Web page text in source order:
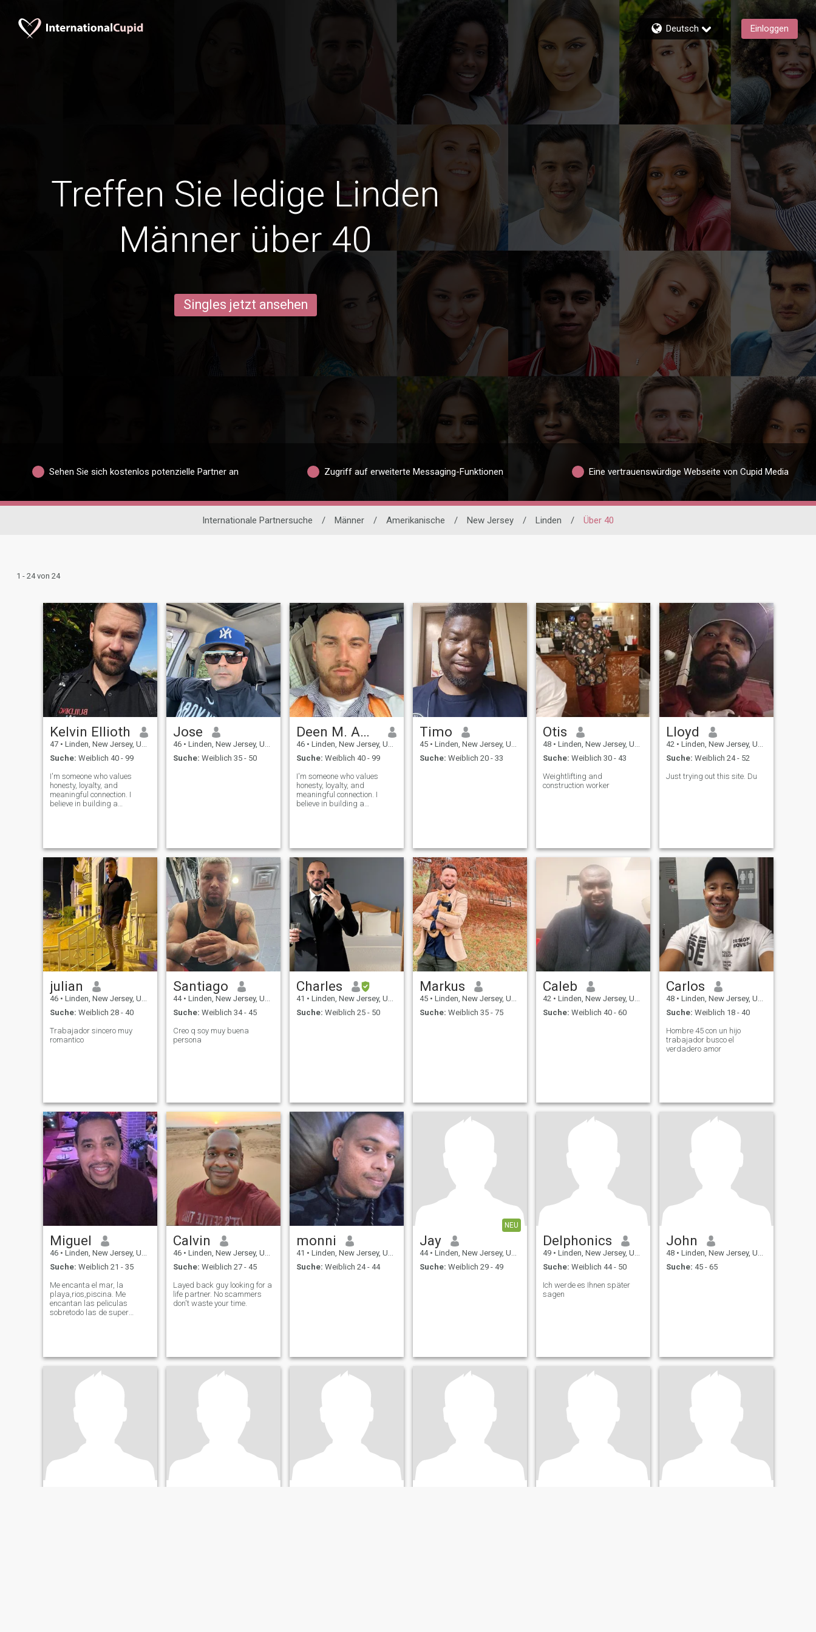
Deutsch Einloggen
Treffen Sie ledige Linden
Männer über 40
Singles jetzt ansehen
Sehen Sie sich kostenlos potenzielle Partner an Zugriff auf erweiterte Messaging-Funktionen Eine vertrauenswürdige Webseite von Cupid Media
Internationale Partnersuche / Männer / Amerikanische / New Jersey / Linden / Über 40
1 - 24 von 24
Kelvin Ellioth
47 • Linden, New Jersey, USA
Suche: Weiblich 40 - 99
I'm someone who values
honesty, loyalty, and
meaningful connection. I
believe in building a
the simple things in life good
conversations, la
Jose
46 • Linden, New Jersey, USA
Suche: Weiblich 35 - 50
Deen M. Ambrose
46 • Linden, New Jersey, USA
Suche: Weiblich 40 - 99
I'm someone who values
honesty, loyalty, and
meaningful connection. I
believe in building a
the simple things in life good
conversations, la
Timo
45 • Linden, New Jersey, USA
Suche: Weiblich 20 - 33
Otis
48 • Linden, New Jersey, USA
Suche: Weiblich 30 - 43
Weightlifting and
construction worker
Lloyd
42 • Linden, New Jersey, USA
Suche: Weiblich 24 - 52
Just trying out this site. Du
julian
46 • Linden, New Jersey, USA
Suche: Weiblich 28 - 40
Trabajador sincero muy
romantico
Santiago
44 • Linden, New Jersey, USA
Suche: Weiblich 34 - 45
Creo q soy muy buena
persona
Charles
41 • Linden, New Jersey, USA
Suche: Weiblich 25 - 50
Markus
45 • Linden, New Jersey, USA
Suche: Weiblich 35 - 75
Caleb
42 • Linden, New Jersey, USA
Suche: Weiblich 40 - 60
Carlos
48 • Linden, New Jersey, USA
Suche: Weiblich 18 - 40
Hombre 45 con un hijo
trabajador busco el
verdadero amor
Miguel
46 • Linden, New Jersey, USA
Suche: Weiblich 21 - 35
Me encanta el mar, la
playa,rios,piscina. Me
encantan las peliculas
sobretodo las de super
Calvin
46 • Linden, New Jersey, USA
Suche: Weiblich 27 - 45
Layed back guy looking for a
life partner. No scammers
don't waste your time.
monni
41 • Linden, New Jersey, USA
Suche: Weiblich 24 - 44
NEU
Jay
44 • Linden, New Jersey, USA
Suche: Weiblich 29 - 49
Delphonics
49 • Linden, New Jersey, USA
Suche: Weiblich 44 - 50
Ich werde es Ihnen später
sagen
John
48 • Linden, New Jersey, USA
Suche: 45 - 65